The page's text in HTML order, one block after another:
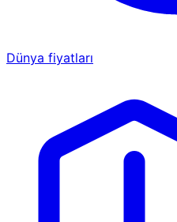
Dünya fiyatları